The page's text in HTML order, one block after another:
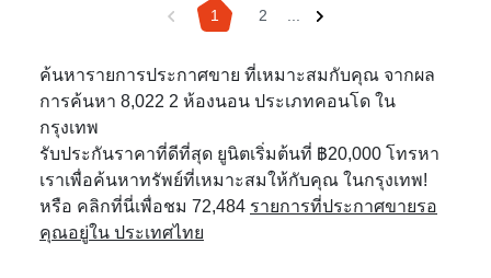
1 2 ...
ค้นหารายการประกาศขาย ที่เหมาะสมกับคุณ จากผล
การค้นหา 8,022 2 ห้องนอน ประเภทคอนโด ใน
กรุงเทพ
รับประกันราคาที่ดีที่สุด ยูนิตเริ่มต้นที่ ฿20,000 โทรหา
เราเพื่อค้นหาทรัพย์ที่เหมาะสมให้กับคุณ ในกรุงเทพ!
หรือ คลิกที่นี่เพื่อชม 72,484 รายการที่ประกาศขายรอ
คุณอยู่ใน ประเทศไทย